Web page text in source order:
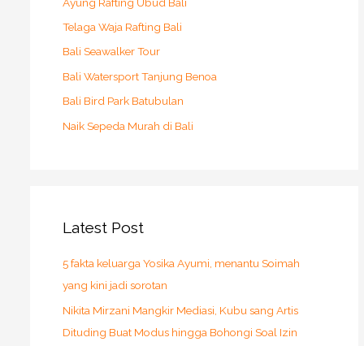
Telaga Waja Rafting Bali
Bali Seawalker Tour
Bali Watersport Tanjung Benoa
Bali Bird Park Batubulan
Naik Sepeda Murah di Bali
Latest Post
5 fakta keluarga Yosika Ayumi, menantu Soimah
yang kini jadi sorotan
Nikita Mirzani Mangkir Mediasi, Kubu sang Artis
Dituding Buat Modus hingga Bohongi Soal Izin